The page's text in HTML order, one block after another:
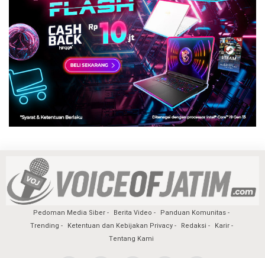
Pedoman Media Siber Berita Video
Panduan Komunitas
Trending
Ketentuan dan Kebijakan Privacy Redaksi
Karir
Tentang Kami